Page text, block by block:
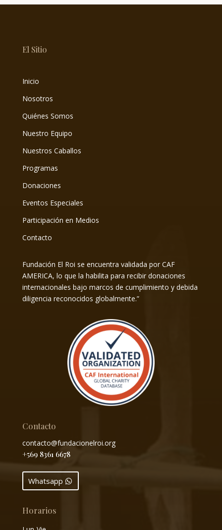
El Sitio
Inicio
Nosotros
Quiénes Somos
Nuestro Equipo
Nuestros Caballos
Programas
Donaciones
Eventos Especiales
Participación en Medios
Contacto
Fundación El Roi se encuentra validada por CAF
AMERICA, lo que la habilita para recibir donaciones
internacionales bajo marcos de cumplimiento y debida
diligencia reconocidos globalmente.”
Contacto
contacto@fundacionelroi.org
+569 8361 6678
Whatsapp
Horarios